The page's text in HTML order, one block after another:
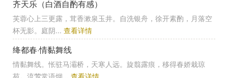
齐天乐（白酒自酌有感）
芙蓉心上三更露，茸香漱泉玉井。自洗银舟，徐开素酌，月落空
杯无影。庭阴... 查看详情
绛都春·情黏舞线
情黏舞线。怅驻马灞桥，天寒人远。旋翦露痕，移得春娇栽琼
苑。流莺常语烟... 查看详情